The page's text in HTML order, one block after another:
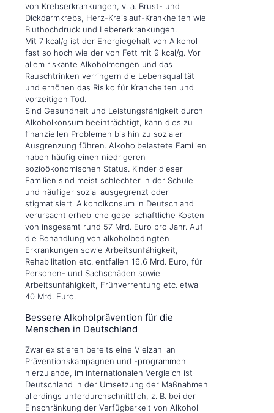
von Krebserkrankungen, v. a. Brust- und
Dickdarmkrebs, Herz-Kreislauf-Krankheiten wie
Bluthochdruck und Lebererkrankungen.
Mit 7 kcal/g ist der Energiegehalt von Alkohol
fast so hoch wie der von Fett mit 9 kcal/g. Vor
allem riskante Alkoholmengen und das
Rauschtrinken verringern die Lebensqualität
und erhöhen das Risiko für Krankheiten und
vorzeitigen Tod.
Sind Gesundheit und Leistungsfähigkeit durch
Alkoholkonsum beeinträchtigt, kann dies zu
finanziellen Problemen bis hin zu sozialer
Ausgrenzung führen. Alkoholbelastete Familien
haben häufig einen niedrigeren
sozioökonomischen Status. Kinder dieser
Familien sind meist schlechter in der Schule
und häufiger sozial ausgegrenzt oder
stigmatisiert. Alkoholkonsum in Deutschland
verursacht erhebliche gesellschaftliche Kosten
von insgesamt rund 57 Mrd. Euro pro Jahr. Auf
die Behandlung von alkoholbedingten
Erkrankungen sowie Arbeitsunfähigkeit,
Rehabilitation etc. entfallen 16,6 Mrd. Euro, für
Personen- und Sachschäden sowie
Arbeitsunfähigkeit, Frühverrentung etc. etwa
40 Mrd. Euro.
Bessere Alkoholprävention für die
Menschen in Deutschland
Zwar existieren bereits eine Vielzahl an
Präventionskampagnen und -programmen
hierzulande, im internationalen Vergleich ist
Deutschland in der Umsetzung der Maßnahmen
allerdings unterdurchschnittlich, z. B. bei der
Einschränkung der Verfügbarkeit von Alkohol